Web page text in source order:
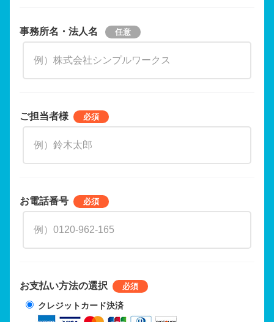
事務所名・法人名
ご担当者様
お電話番号
お支払い方法の選択
クレジットカード決済